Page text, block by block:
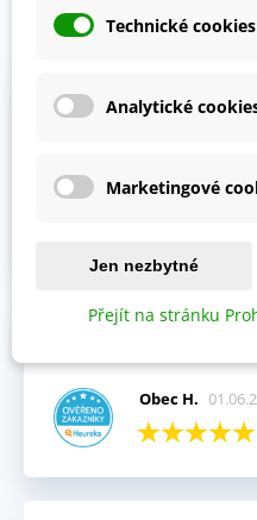
Prohlédněte si vybraná
Výhody:
Vždy mi přišla objednávka
Jitka V.
Celkový názor:
Obec H.
Technické cookies
Analytické
Marketingové
Jen nezbytné
Přejít na stránku